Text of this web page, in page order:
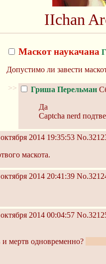
IIchan
Маскот наукачана
Допустимо ли завести
>> Гриша Перельман
Да
Captcha nerd
2014 19:35:53
маскота.
2014 20:41:39
2014 00:04:57
и мертв одновременно?